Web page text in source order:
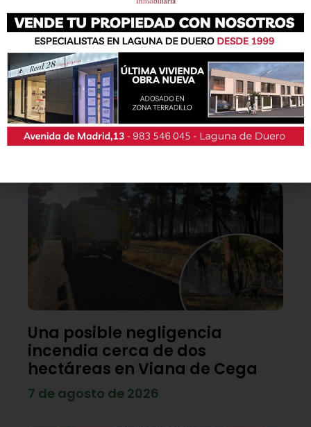
También podrás conseguir la revista en papel
de forma gratuita
en todos los negocios
patrocinadores y en la Casa de las Artes.
Lo último
Una posible negligencia
incendia cerca de dos
hectáreas en Viana de Cega
7 de agosto de 2026